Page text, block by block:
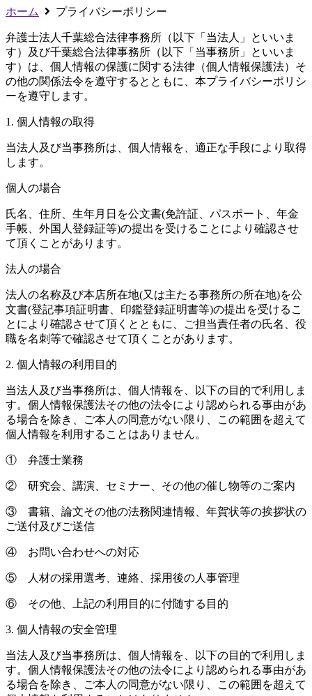
ホーム プライバシーポリシー
弁護士法人千葉総合法律事務所（以下「当法人」といいま
す）及び千葉総合法律事務所（以下「当事務所」といいま
す）は、個人情報の保護に関する法律（個人情報保護法）そ
の他の関係法令を遵守するとともに、本プライバシーポリシ
ーを遵守します。
1. 個人情報の取得
当法人及び当事務所は、個人情報を、適正な手段により取得
します。
個人の場合
氏名、住所、生年月日を公文書(免許証、パスポート、年金
手帳、外国人登録証等)の提出を受けることにより確認させ
て頂くことがあります。
法人の場合
法人の名称及び本店所在地(又は主たる事務所の所在地)を公
文書(登記事項証明書、印鑑登録証明書等)の提出を受けるこ
とにより確認させて頂くとともに、ご担当責任者の氏名、役
職を名刺等で確認させて頂くことがあります。
2. 個人情報の利用目的
当法人及び当事務所は、個人情報を、以下の目的で利用しま
す。個人情報保護法その他の法令により認められる事由があ
る場合を除き、ご本人の同意がない限り、この範囲を超えて
個人情報を利用することはありません。
① 弁護士業務
② 研究会、講演、セミナー、その他の催し物等のご案内
③ 書籍、論文その他の法務関連情報、年賀状等の挨拶状の
ご送付及びご送信
④ お問い合わせへの対応
⑤ 人材の採用選考、連絡、採用後の人事管理
⑥ その他、上記の利用目的に付随する目的
3. 個人情報の安全管理
当法人及び当事務所は、個人情報を、以下の目的で利用しま
す。個人情報保護法その他の法令により認められる事由があ
る場合を除き、ご本人の同意がない限り、この範囲を超えて